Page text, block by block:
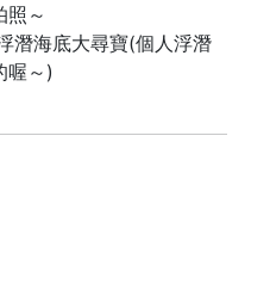
照～
潛海底大尋寶(個人浮潛
喔～)